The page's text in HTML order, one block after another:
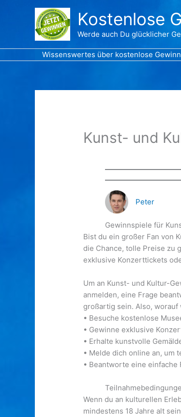
Kostenlose
Werde auch Du glücklicher
Wissenswertes über kostenlose
Kunst- und
Peter
Gewinnspiele für
Bist du ein großer Fan von
die Chance, tolle Preise zu
exklusive Konzerttickets
Um an Kunst- und Kultur-
anmelden, eine Frage
großartig sein. Also, worauf
• Besuche kostenlose
• Gewinne exklusive
• Erhalte kunstvolle
• Melde dich online an, um
• Beantworte eine
Wenn du an kulturellen
mindestens 18 Jahre alt